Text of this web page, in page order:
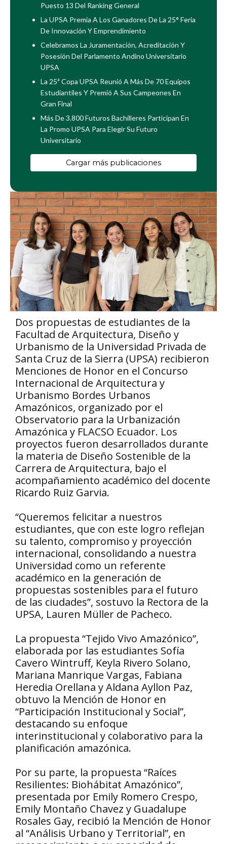
Dos propuestas de estudiantes de la
Facultad de Arquitectura, Diseño y
Urbanismo de la Universidad Privada de
Santa Cruz de la Sierra (UPSA) recibieron
Menciones de Honor en el Concurso
Internacional de Arquitectura y
Urbanismo Bordes Urbanos
Amazónicos, organizado por el
Observatorio para la Urbanización
Amazónica y FLACSO Ecuador. Los
proyectos fueron desarrollados durante
la materia de Diseño Sostenible de la
Carrera de Arquitectura, bajo el
acompañamiento académico del docente
Ricardo Ruiz Garvia.
“Queremos felicitar a nuestros
estudiantes, que con este logro reflejan
su talento, compromiso y proyección
internacional, consolidando a nuestra
Universidad como un referente
académico en la generación de
propuestas sostenibles para el futuro
de las ciudades”, sostuvo la Rectora de la
UPSA, Lauren Müller de Pacheco.
La propuesta “Tejido Vivo Amazónico”,
elaborada por las estudiantes Sofía
Cavero Wintruff, Keyla Rivero Solano,
Mariana Manrique Vargas, Fabiana
Heredia Orellana y Aldana Ayllon Paz,
obtuvo la Mención de Honor en
“Participación Institucional y Social”,
destacando su enfoque
interinstitucional y colaborativo para la
planificación amazónica.
Por su parte, la propuesta “Raíces
Resilientes: Biohábitat Amazónico”,
presentada por Emily Romero Crespo,
Emily Montaño Chavez y Guadalupe
Rosales Gay, recibió la Mención de Honor
al “Análisis Urbano y Territorial”, en
Puesto 13 Del Ranking General
La UPSA Premia A Los Ganadores De La 25° Feria
De Innovación Y Emprendimiento
Celebramos La Juramentación, Acreditación Y
Posesión Del Parlamento Andino Universitario
UPSA
La 25ª Copa UPSA Reunió A Más De 70 Equipos
Estudiantiles Y Premió A Sus Campeones En
Gran Final
Más De 3.800 Futuros Bachilleres Participan En
La Promo UPSA Para Elegir Su Futuro
Universitario
Cargar más publicaciones